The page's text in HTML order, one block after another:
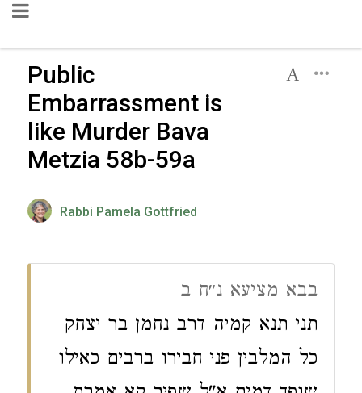
Public
Embarrassment is
like Murder Bava
Metzia 58b-59a
Rabbi Pamela Gottfried
בבא מציעא נ״ח ב
תני תנא קמיה דרב נחמן בר יצחק
כל המלבין פני חבירו ברבים כאילו